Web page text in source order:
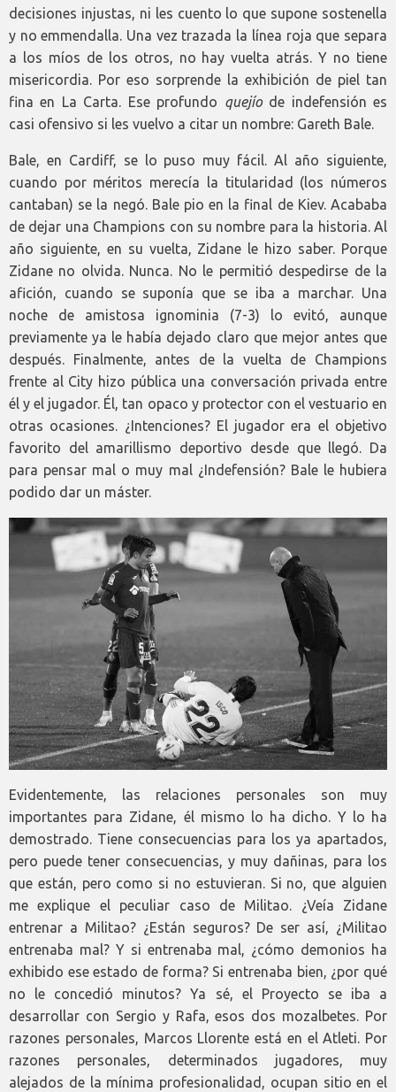
decisiones injustas, ni les cuento lo que supone sostenella
y no emmendalla. Una vez trazada la línea roja que separa
a los míos de los otros, no hay vuelta atrás. Y no tiene
misericordia. Por eso sorprende la exhibición de piel tan
fina en La Carta. Ese profundo quejíode indefensión es
casi ofensivo si les vuelvo a citar un nombre: Gareth Bale.
Bale, en Cardiff, se lo puso muy fácil. Al año siguiente,
cuando por méritos merecía la titularidad (los números
cantaban) se la negó. Bale pio en la final de Kiev. Acababa
de dejar una Champions con su nombre para la historia. Al
año siguiente, en su vuelta, Zidane le hizo saber. Porque
Zidane no olvida. Nunca. No le permitió despedirse de la
afición, cuando se suponía que se iba a marchar. Una
noche de amistosa ignominia (7-3) lo evitó, aunque
previamente ya le había dejado claro que mejor antes que
después. Finalmente, antes de la vuelta de Champions
frente al City hizo pública una conversación privada entre
él y el jugador. Él, tan opaco y protector con el vestuario en
otras ocasiones. ¿Intenciones? El jugador era el objetivo
favorito del amarillismo deportivo desde que llegó. Da
para pensar mal o muy mal ¿Indefensión? Bale le hubiera
podido dar un máster.
Evidentemente, las relaciones personales son muy
importantes para Zidane, él mismo lo ha dicho. Y lo ha
demostrado. Tiene consecuencias para los ya apartados,
pero puede tener consecuencias, y muy dañinas, para los
que están, pero como si no estuvieran. Si no, que alguien
me explique el peculiar caso de Militao. ¿Veía Zidane
entrenar a Militao? ¿Están seguros? De ser así, ¿Militao
entrenaba mal? Y si entrenaba mal, ¿cómo demonios ha
exhibido ese estado de forma? Si entrenaba bien, ¿por qué
no le concedió minutos? Ya sé, el Proyecto se iba a
desarrollar con Sergio y Rafa, esos dos mozalbetes. Por
razones personales, Marcos Llorente está en el Atleti. Por
razones personales, determinados jugadores, muy
alejados de la mínima profesionalidad, ocupan sitio en el